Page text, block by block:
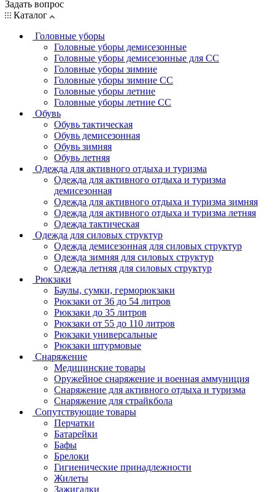
Задать вопрос
Каталог
Головные уборы
Головные уборы демисезонные
Головные уборы демисезонные для СС
Головные уборы зимние
Головные уборы зимние СС
Головные уборы летние
Головные уборы летние СС
Обувь
Обувь тактическая
Обувь демисезонная
Обувь зимняя
Обувь летняя
Одежда для активного отдыха и туризма
Одежда для активного отдыха и туризма
демисезонная
Одежда для активного отдыха и туризма зимняя
Одежда для активного отдыха и туризма летняя
Одежда тактическая
Одежда для силовых структур
Одежда демисезонная для силовых структур
Одежда зимняя для силовых структур
Одежда летняя для силовых структур
Рюкзаки
Баулы, сумки, герморюкзаки
Рюкзаки от 36 до 54 литров
Рюкзаки до 35 литров
Рюкзаки от 55 до 110 литров
Рюкзаки универсальные
Рюкзаки штурмовые
Снаряжение
Медицинские товары
Оружейное снаряжение и военная аммуниция
Снаряжение для активного отдыха и туризма
Снаряжение для страйкбола
Сопутствующие товары
Перчатки
Батарейки
Бафы
Брелоки
Гигиенические принадлежности
Жилеты
Зажигалки